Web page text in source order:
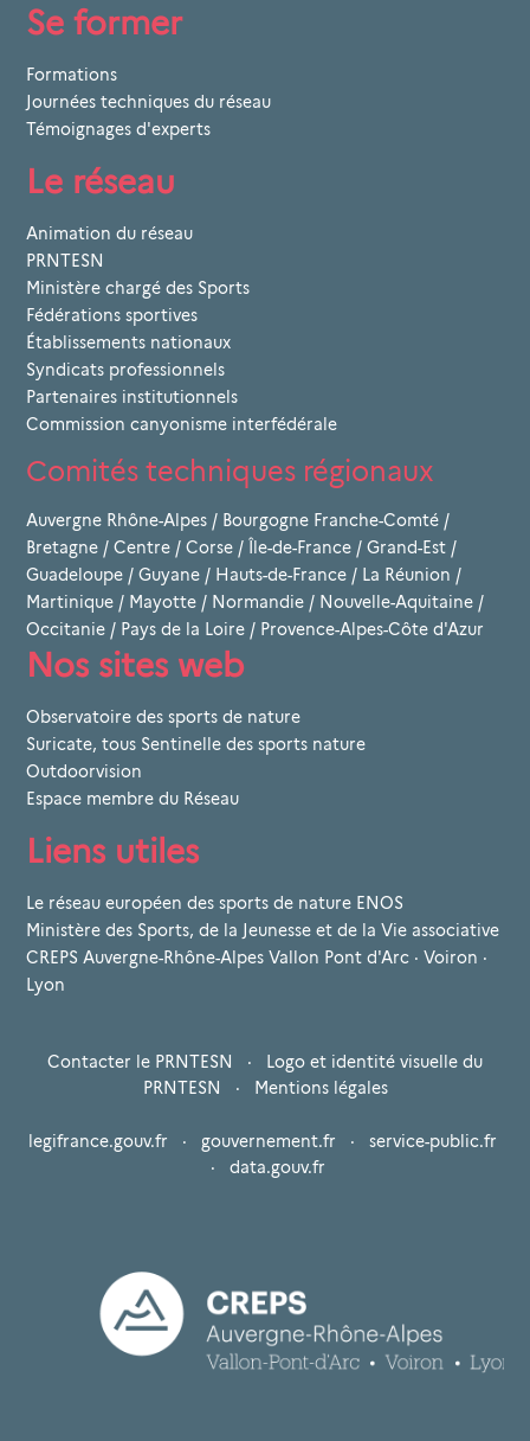
Se former
Formations
Journées techniques du réseau
Témoignages d'experts
Le réseau
Animation du réseau
PRNTESN
Ministère chargé des Sports
Fédérations sportives
Établissements nationaux
Syndicats professionnels
Partenaires institutionnels
Commission canyonisme interfédérale
Comités techniques régionaux
Auvergne Rhône-Alpes / Bourgogne Franche-Comté /
Bretagne / Centre / Corse / Île-de-France / Grand-Est /
Guadeloupe / Guyane / Hauts-de-France / La Réunion /
Martinique / Mayotte / Normandie / Nouvelle-Aquitaine /
Occitanie / Pays de la Loire / Provence-Alpes-Côte d'Azur
Nos sites web
Observatoire des sports de nature
Suricate, tous Sentinelle des sports nature
Outdoorvision
Espace membre du Réseau
Liens utiles
Le réseau européen des sports de nature ENOS
Ministère des Sports, de la Jeunesse et de la Vie associative
CREPS Auvergne-Rhône-Alpes Vallon Pont d'Arc · Voiron ·
Lyon
Contacter le PRNTESN ·
Logo et identité visuelle du
PRNTESN
· Mentions légales
legifrance.gouv.fr · gouvernement.fr · service-public.fr
· data.gouv.fr